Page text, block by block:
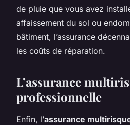
de pluie que vous avez
affaissement du sol ou
bâtiment, l’assurance
les coûts de réparation.
L’assurance
professionnelle
Enfin, l’assurance